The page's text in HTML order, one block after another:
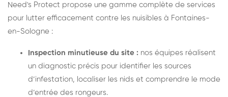
Need's Protect propose une gamme complète de services
pour lutter efficacement contre les nuisibles à Fontaines-
en-Sologne :
Inspection minutieuse du site : nos équipes réalisent
un diagnostic précis pour identifier les sources
d’infestation, localiser les nids et comprendre le mode
d’entrée des rongeurs.